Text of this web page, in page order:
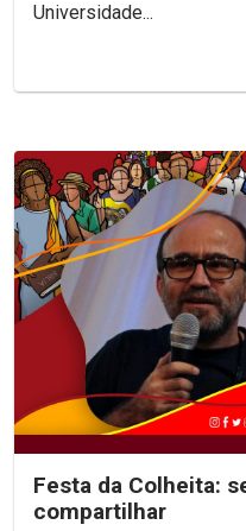
Universidade...
Festa da Colheita:
compartilhar